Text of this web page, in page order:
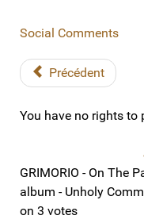
Social Comments
Précédent
You have no rights to
GRIMORIO - On The
album - Unholy
on 3 votes